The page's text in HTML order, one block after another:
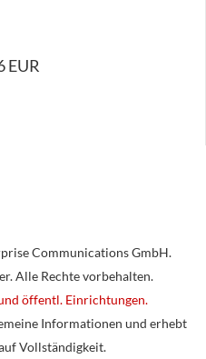
EUR
Communications GmbH.
Alle Rechte vorbehalten.
öffentl. Einrichtungen.
Informationen und erhebt
Vollständigkeit.